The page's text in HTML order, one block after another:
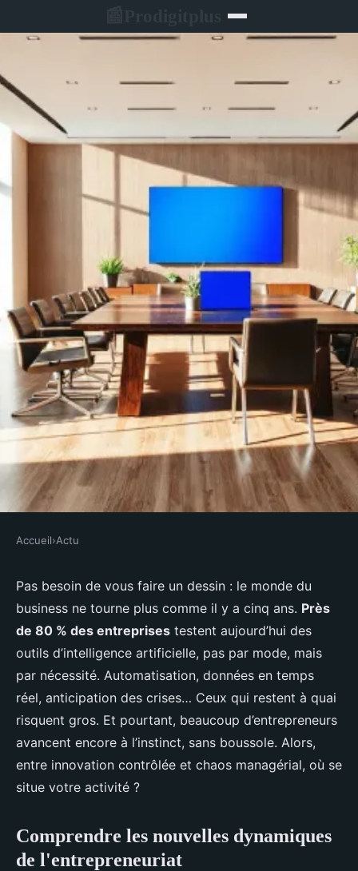
Les meilleures stratégies et
tendances du monde des affaires
Lambert•10/03/2026 09:08•9 min de lecture
Accueil›Actu
Pas besoin de vous faire un dessin : le monde du
business ne tourne plus comme il y a cinq ans. Près
de 80 % des entreprises testent aujourd’hui des
outils d’intelligence artificielle, pas par mode, mais
par nécessité. Automatisation, données en temps
réel, anticipation des crises… Ceux qui restent à quai
risquent gros. Et pourtant, beaucoup d’entrepreneurs
avancent encore à l’instinct, sans boussole. Alors,
entre innovation contrôlée et chaos managérial, où se
situe votre activité ?
Comprendre les nouvelles dynamiques
de l'entrepreneuriat